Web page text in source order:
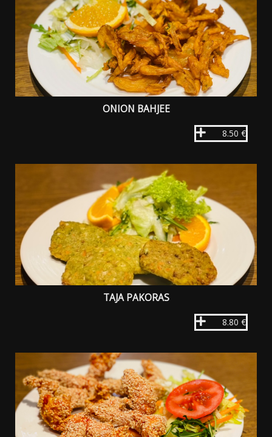
ONION BAHJEE
8.50 €
TAJA PAKORAS
8.80 €